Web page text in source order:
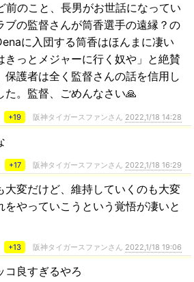
前のこと、長男がお世話になってい
ブの監督さんが筒香選手の遠縁？の
に入団する筒香はほんまに凄い
きっとメジャーに行く奴や」と絶賛
保護者は全く監督さんの話を信用し
た。監督、ごめんなさい🙏
+19 阪神タイガースファンさん 2022,1/18 14:28
+17 阪神タイガースファンさん 2022,1/18 16:29
大変だけど、維持していくのも大変
をやっていこうという覚悟が凄いと
+13 阪神タイガースファンさん 2022,1/18 19:06
コ良すぎるやろ